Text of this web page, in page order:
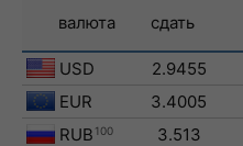
валюта сдать
USD 2.9455
EUR
3.4005
RUB 100 3.513